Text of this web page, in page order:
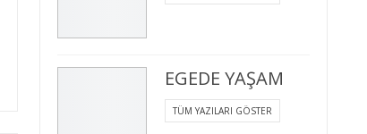
EGEDE YAŞAM
TÜM YAZILARI GÖSTER